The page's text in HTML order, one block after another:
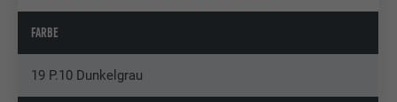
FARBE
19 P.10 Dunkelgrau